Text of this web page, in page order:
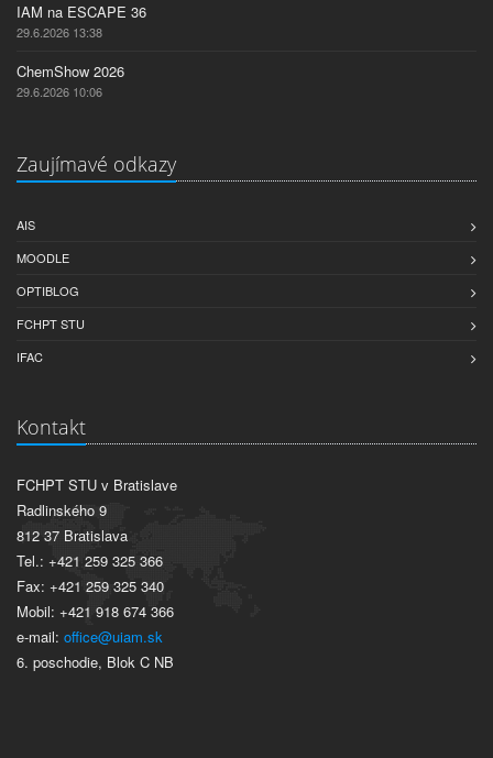
IAM na ESCAPE 36
29.6.2026 13:38
ChemShow 2026
29.6.2026 10:06
Zaujímavé odkazy
AIS
MOODLE
OPTIBLOG
FCHPT STU
IFAC
Kontakt
FCHPT STU v Bratislave
Radlinského 9
812 37 Bratislava
Tel.: +421 259 325 366
Fax: +421 259 325 340
Mobil: +421 918 674 366
e-mail: office@uiam.sk
6. poschodie, Blok C NB